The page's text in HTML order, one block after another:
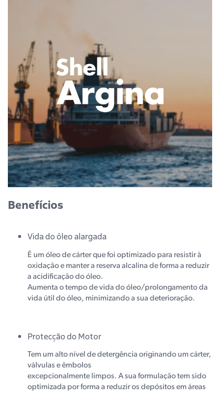
Benefícios
Vida do óleo alargada
É um óleo de cárter que foi optimizado para resistir à
oxidação e manter a reserva alcalina de forma a reduzir
a acidificação do óleo.
Aumenta o tempo de vida do óleo/prolongamento da
vida útil do óleo, minimizando a sua deterioração.
Protecção do Motor
Tem um alto nível de detergência originando um cárter,
válvulas e êmbolos
excepcionalmente limpos. A sua formulação tem sido
optimizada por forma a reduzir os depósitos em áreas